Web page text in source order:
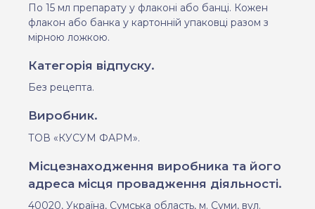
По 15 мл препарату у флаконі або банці. Кожен
флакон або банка у картонній упаковці разом з
мірною ложкою.
Категорія відпуску.
Без рецепта.
Виробник.
ТОВ «КУСУМ ФАРМ».
Місцезнаходження виробника та його
адреса місця провадження діяльності.
40020, Україна, Сумська область, м. Суми, вул.